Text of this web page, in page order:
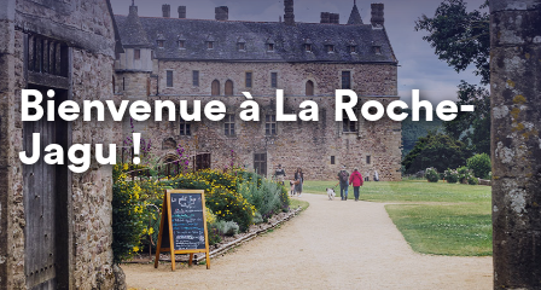
Bienvenue à La Roche-
Jagu !